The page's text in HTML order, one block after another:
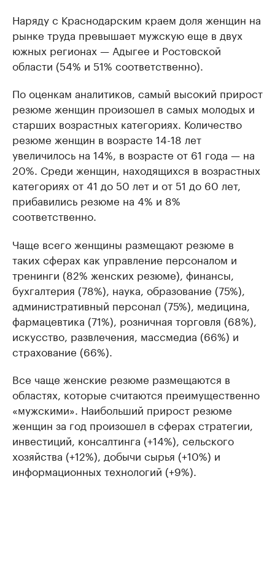
Наряду с Краснодарским краем доля женщин на
рынке труда превышает мужскую еще в двух
южных регионах — Адыгее и Ростовской
области (54% и 51% соответственно).
По оценкам аналитиков, самый высокий прирост
резюме женщин произошел в самых молодых и
старших возрастных категориях. Количество
резюме женщин в возрасте 14-18 лет
увеличилось на 14%, в возрасте от 61 года — на
20%. Среди женщин, находящихся в возрастных
категориях от 41 до 50 лет и от 51 до 60 лет,
прибавились резюме на 4% и 8%
соответственно.
Чаще всего женщины размещают резюме в
таких сферах как управление персоналом и
тренинги (82% женских резюме), финансы,
бухгалтерия (78%), наука, образование (75%),
административный персонал (75%), медицина,
фармацевтика (71%), розничная торговля (68%),
искусство, развлечения, массмедиа (66%) и
страхование (66%).
Все чаще женские резюме размещаются в
областях, которые считаются преимущественно
«мужскими». Наибольший прирост резюме
женщин за год произошел в сферах стратегии,
инвестиций, консалтинга (+14%), сельского
хозяйства (+12%), добычи сырья (+10%) и
информационных технологий (+9%).